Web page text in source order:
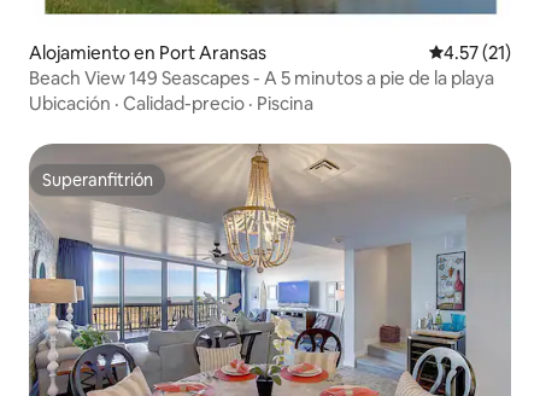
Alojamiento en Port Aransas Calificación
4.57 (21)
Beach View 149 Seascapes - A 5 minutos a pie de la playa
Ubicación · Calidad-precio · Piscina
Superanfitrión
Superanfitrión